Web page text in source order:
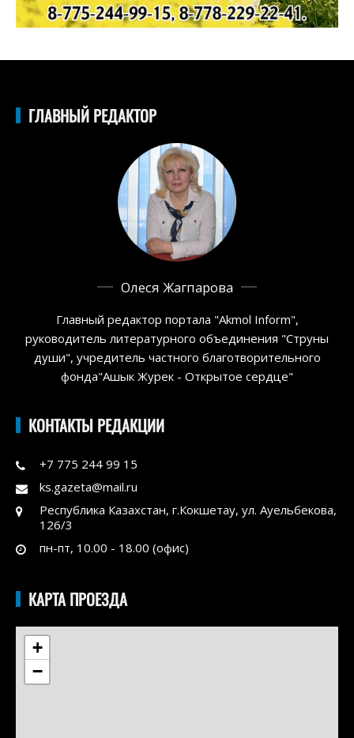
ГЛАВНЫЙ РЕДАКТОР
Олеся Жагпарова
Главный редактор портала "Akmol Inform",
руководитель литературного объединения "Струны
души", учредитель частного благотворительного
фонда"Ашык Журек - Открытое сердце"
КОНТАКТЫ РЕДАКЦИИ
+7 775 244 99 15
ks.gazeta@mail.ru
Республика Казахстан, г.Кокшетау, ул. Ауельбекова,
126/3
пн-пт, 10.00 - 18.00 (офис)
КАРТА ПРОЕЗДА
+
−